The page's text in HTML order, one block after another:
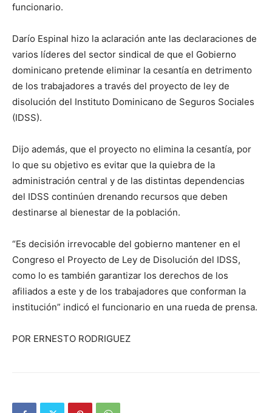
funcionario.
Darío Espinal hizo la aclaración ante las declaraciones de
varios líderes del sector sindical de que el Gobierno
dominicano pretende eliminar la cesantía en detrimento
de los trabajadores a través del proyecto de ley de
disolución del Instituto Dominicano de Seguros Sociales
(IDSS).
Dijo además, que el proyecto no elimina la cesantía, por
lo que su objetivo es evitar que la quiebra de la
administración central y de las distintas dependencias
del IDSS continúen drenando recursos que deben
destinarse al bienestar de la población.
“Es decisión irrevocable del gobierno mantener en el
Congreso el Proyecto de Ley de Disolución del IDSS,
como lo es también garantizar los derechos de los
afiliados a este y de los trabajadores que conforman la
institución” indicó el funcionario en una rueda de prensa.
POR ERNESTO RODRIGUEZ